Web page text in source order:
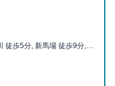
徒歩5分, 新馬場 徒歩9分,